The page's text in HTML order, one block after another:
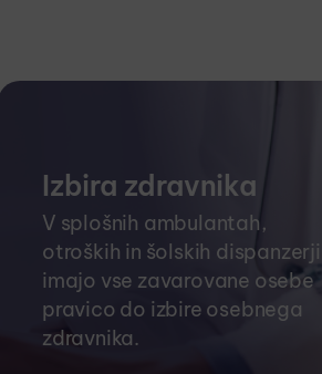
Izbira zdravnika
V splošnih ambulantah,
otroških in šolskih
imajo vse zavarovane osebe
pravico do izbire osebnega
zdravnika.